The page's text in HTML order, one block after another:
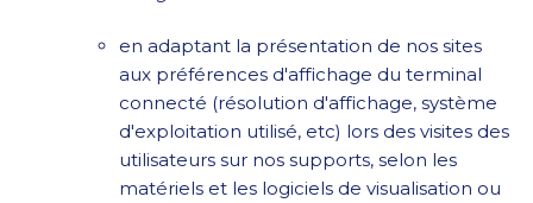
en adaptant la présentation de nos sites
aux préférences d'affichage du terminal
connecté (résolution d'affichage, système
d'exploitation utilisé, etc) lors des visites des
utilisateurs sur nos supports, selon les
matériels et les logiciels de visualisation ou